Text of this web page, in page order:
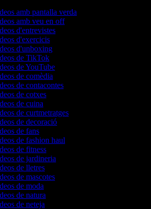
amb pantalla verda
amb veu en off
d'entrevistes
d'exercicis
d'unboxing
de TikTok
de YouTube
de comèdia
de contacontes
de cotxes
de cuina
de curtmetratges
de decoració
de fans
de fashion haul
de fitness
de jardineria
de lletres
de mascotes
de moda
de natura
de neteja